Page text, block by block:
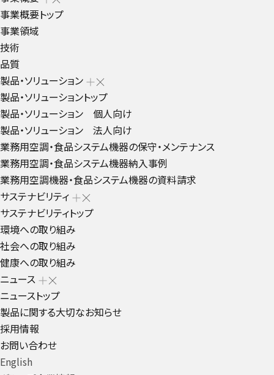
事業概要トップ
事業領域
技術
品質
製品・ソリューション
製品・ソリューショントップ
製品・ソリューション 個人向け
製品・ソリューション 法人向け
業務用空調・食品システム機器の保守・メンテナンス
業務用空調・食品システム機器納入事例
業務用空調機器・食品システム機器の資料請求
サステナビリティ
サステナビリティトップ
環境への取り組み
社会への取り組み
健康への取り組み
ニュース
ニューストップ
製品に関する大切なお知らせ
採用情報
お問い合わせ
English